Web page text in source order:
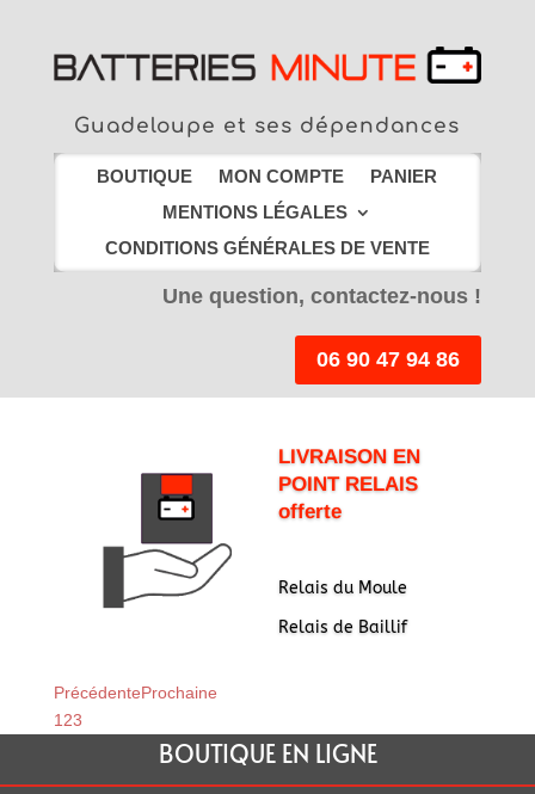
Guadeloupe et ses dépendances
BOUTIQUE MON COMPTE
PANIER
MENTIONS LÉGALES
CONDITIONS GÉNÉRALES DE VENTE
Une question, contactez-nous !
06 90 47 94 86
LIVRAISON EN
POINT RELAIS
offerte
Relais du Moule
Relais de Baillif
PrécédenteProchaine
1 23
BOUTIQUE EN LIGNE